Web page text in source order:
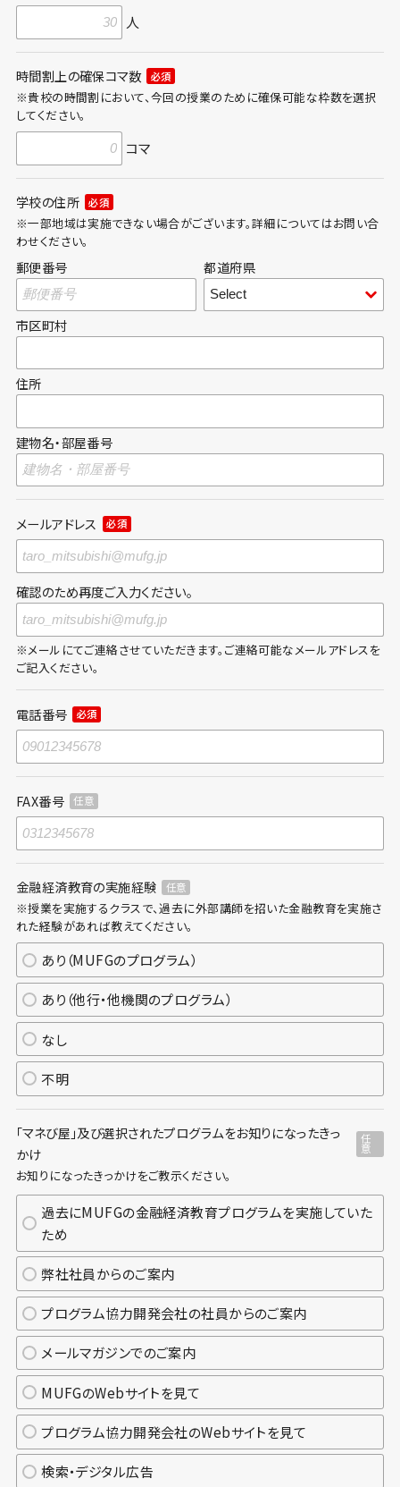
人
時間割上の確保コマ数 必須
※貴校の時間割において、今回の授業のために確保可能な枠数を選択
してください。
コマ
学校の住所 必須
※一部地域は実施できない場合がございます。詳細についてはお問い合
わせください。
郵便番号 都道府県
市区町村
住所
建物名・部屋番号
メールアドレス 必須
確認のため再度ご入力ください。
※メールにてご連絡させていただきます。ご連絡可能なメールアドレスを
ご記入ください。
電話番号 必須
FAX番号 任意
金融経済教育の実施経験 任意
※授業を実施するクラスで、過去に外部講師を招いた金融教育を実施さ
れた経験があれば教えてください。
あり（MUFGのプログラム）
あり（他行・他機関のプログラム）
なし
不明
「マネび屋」及び選択されたプログラムをお知りになったきっ
かけ
任
意
お知りになったきっかけをご教示ください。
過去にMUFGの金融経済教育プログラムを実施していた
ため
弊社社員からのご案内
プログラム協力開発会社の社員からのご案内
メールマガジンでのご案内
MUFGのWebサイトを見て
プログラム協力開発会社のWebサイトを見て
検索・デジタル広告